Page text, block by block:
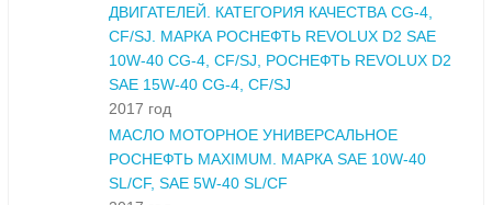
ДВИГАТЕЛЕЙ. КАТЕГОРИЯ КАЧЕСТВА CG-4,
CF/SJ. МАРКА РОСНЕФТЬ REVOLUX D2 SAE
10W-40 CG-4, CF/SJ, РОСНЕФТЬ REVOLUX D2
SAE 15W-40 CG-4, CF/SJ
2017 год
МАСЛО МОТОРНОЕ УНИВЕРСАЛЬНОЕ
РОСНЕФТЬ MAXIMUM. МАРКА SAE 10W-40
SL/CF, SAE 5W-40 SL/CF